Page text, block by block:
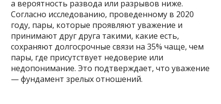
а вероятность развода или разрывов ниже.
Согласно исследованию, проведенному в 2020
году, пары, которые проявляют уважение и
принимают друг друга такими, какие есть,
сохраняют долгосрочные связи на 35% чаще, чем
пары, где присутствует недоверие или
недопонимание. Это подтверждает, что уважение
— фундамент зрелых отношений.